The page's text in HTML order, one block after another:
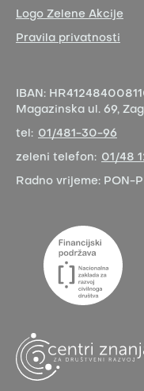
Logo Zelene Akcije
Pravila privatnosti
IBAN:
Magazinska ul. 69,
tel: 01/481-30-96
zeleni telefon: 01/48
Radno vrijeme: PON-